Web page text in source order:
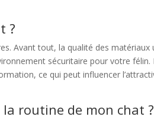
?
Avant tout, la qualité des
sécuritaire pour votre félin.
ce qui peut influencer
routine de mon chat ?